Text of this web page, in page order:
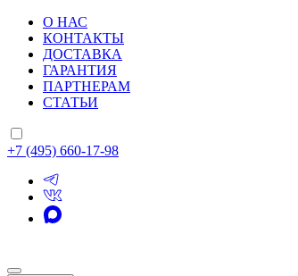
О НАС
КОНТАКТЫ
ДОСТАВКА
ГАРАНТИЯ
ПАРТНЕРАМ
СТАТЬИ
+7 (495) 660-17-98